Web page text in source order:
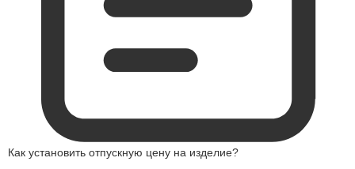
Как установить отпускную цену на изделие?